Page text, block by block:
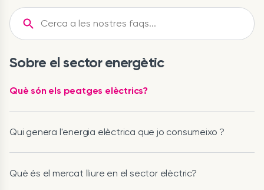
Sobre el sector energètic
Què són els peatges elèctrics?
Qui genera l'energia elèctrica que jo consumeixo ?
Què és el mercat lliure en el sector elèctric?